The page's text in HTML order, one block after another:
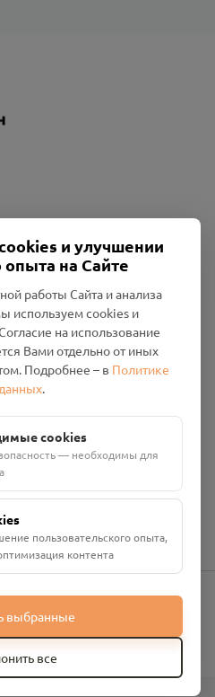
«Смоленский
область, р-н
д. 26А, пом. 18
в АО "АЛЬФА-БАНК"
и улучшении
опыта на Сайте
работы Сайта и анализа
используем cookies и
на использование
Вами отдельно от иных
Подробнее – в Политике
.
cookies
— необходимы для
пользовательского опыта,
контента
выбранные
все